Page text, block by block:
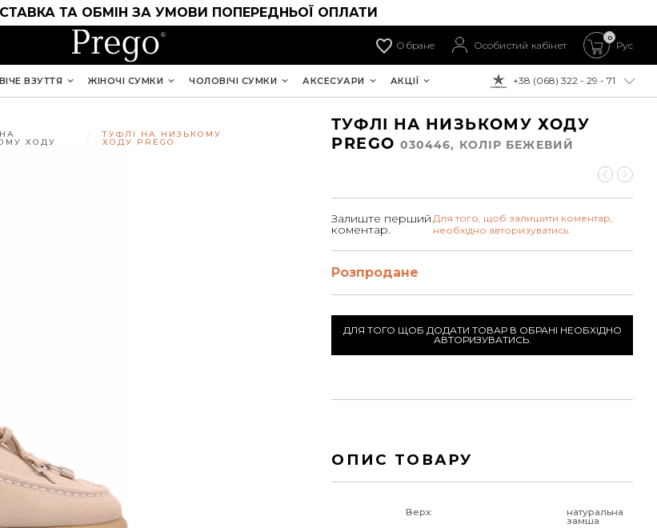
ТА ОБМІН ЗА УМОВИ ПОПЕРЕДНЬОЇ ОПЛАТИ
Обране Особистий кабінет
0
Рус
ДО ОПЛАТИ:
+38 (068) 322 - 29 - 71
ВЗУТТЯ ЖІНОЧІ СУМКИ ЧОЛОВІЧІ СУМКИ АКСЕСУАРИ АКЦІЇ
ХОДУ
ТУФЛІ НА НИЗЬКОМУ
ХОДУ PREGO
ТУФЛІ НА НИЗЬКОМУ ХОДУ
PREGO 030446, КОЛIР БЕЖЕВИЙ
Залиште перший
коментар.
Для того, щоб залишити коментар,
необхідно авторизуватись.
Розпродане
ДЛЯ ТОГО ЩОБ ДОДАТИ ТОВАР В ОБРАНІ НЕОБХІДНО
АВТОРИЗУВАТИСЬ.
ОПИС ТОВАРУ
Верх: натуральна
замша